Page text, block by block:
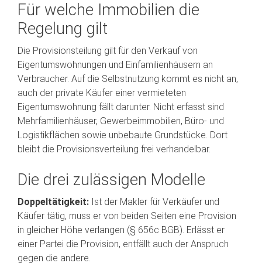
Für welche Immobilien die
Regelung gilt
Die Provisionsteilung gilt für den Verkauf von
Eigentumswohnungen und Einfamilienhäusern an
Verbraucher. Auf die Selbstnutzung kommt es nicht an,
auch der private Käufer einer vermieteten
Eigentumswohnung fällt darunter. Nicht erfasst sind
Mehrfamilienhäuser, Gewerbeimmobilien, Büro- und
Logistikflächen sowie unbebaute Grundstücke. Dort
bleibt die Provisionsverteilung frei verhandelbar.
Die drei zulässigen Modelle
Doppeltätigkeit: Ist der Makler für Verkäufer und
Käufer tätig, muss er von beiden Seiten eine Provision
in gleicher Höhe verlangen (§ 656c BGB). Erlässt er
einer Partei die Provision, entfällt auch der Anspruch
gegen die andere.